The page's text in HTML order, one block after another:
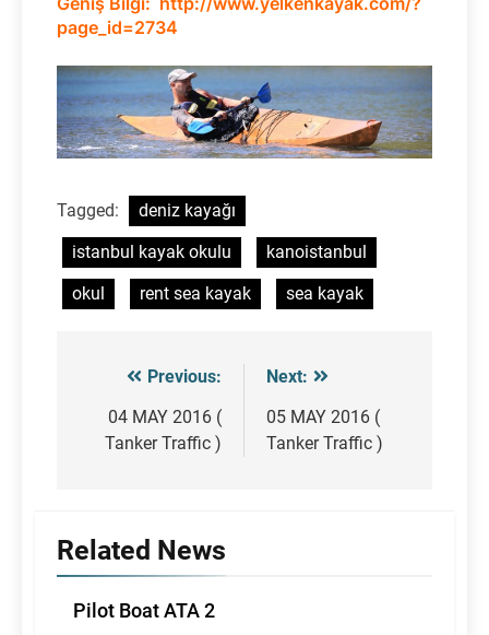
page_id=2734
Tagged:
deniz kayağı
istanbul kayak okulu
kanoistanbul
okul
rent sea kayak sea kayak
Post
navigation
Previous:
04 MAY 2016 (
Tanker Traffic )
Next:
05 MAY 2016 (
Tanker Traffic )
Related News
Pilot Boat ATA 2